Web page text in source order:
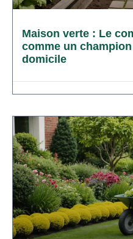
Maison verte : Le
comme un
domicile